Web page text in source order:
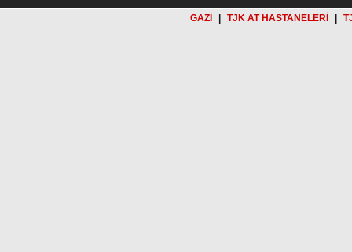
GAZİ TJK AT HASTANELERİ